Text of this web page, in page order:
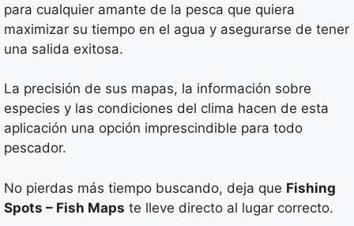
para cualquier amante de la pesca que quiera
maximizar su tiempo en el agua y asegurarse de tener
una salida exitosa.
La precisión de sus mapas, la información sobre
especies y las condiciones del clima hacen de esta
aplicación una opción imprescindible para todo
pescador.
No pierdas más tiempo buscando, deja que Fishing
Spots – Fish Maps te lleve directo al lugar correcto.